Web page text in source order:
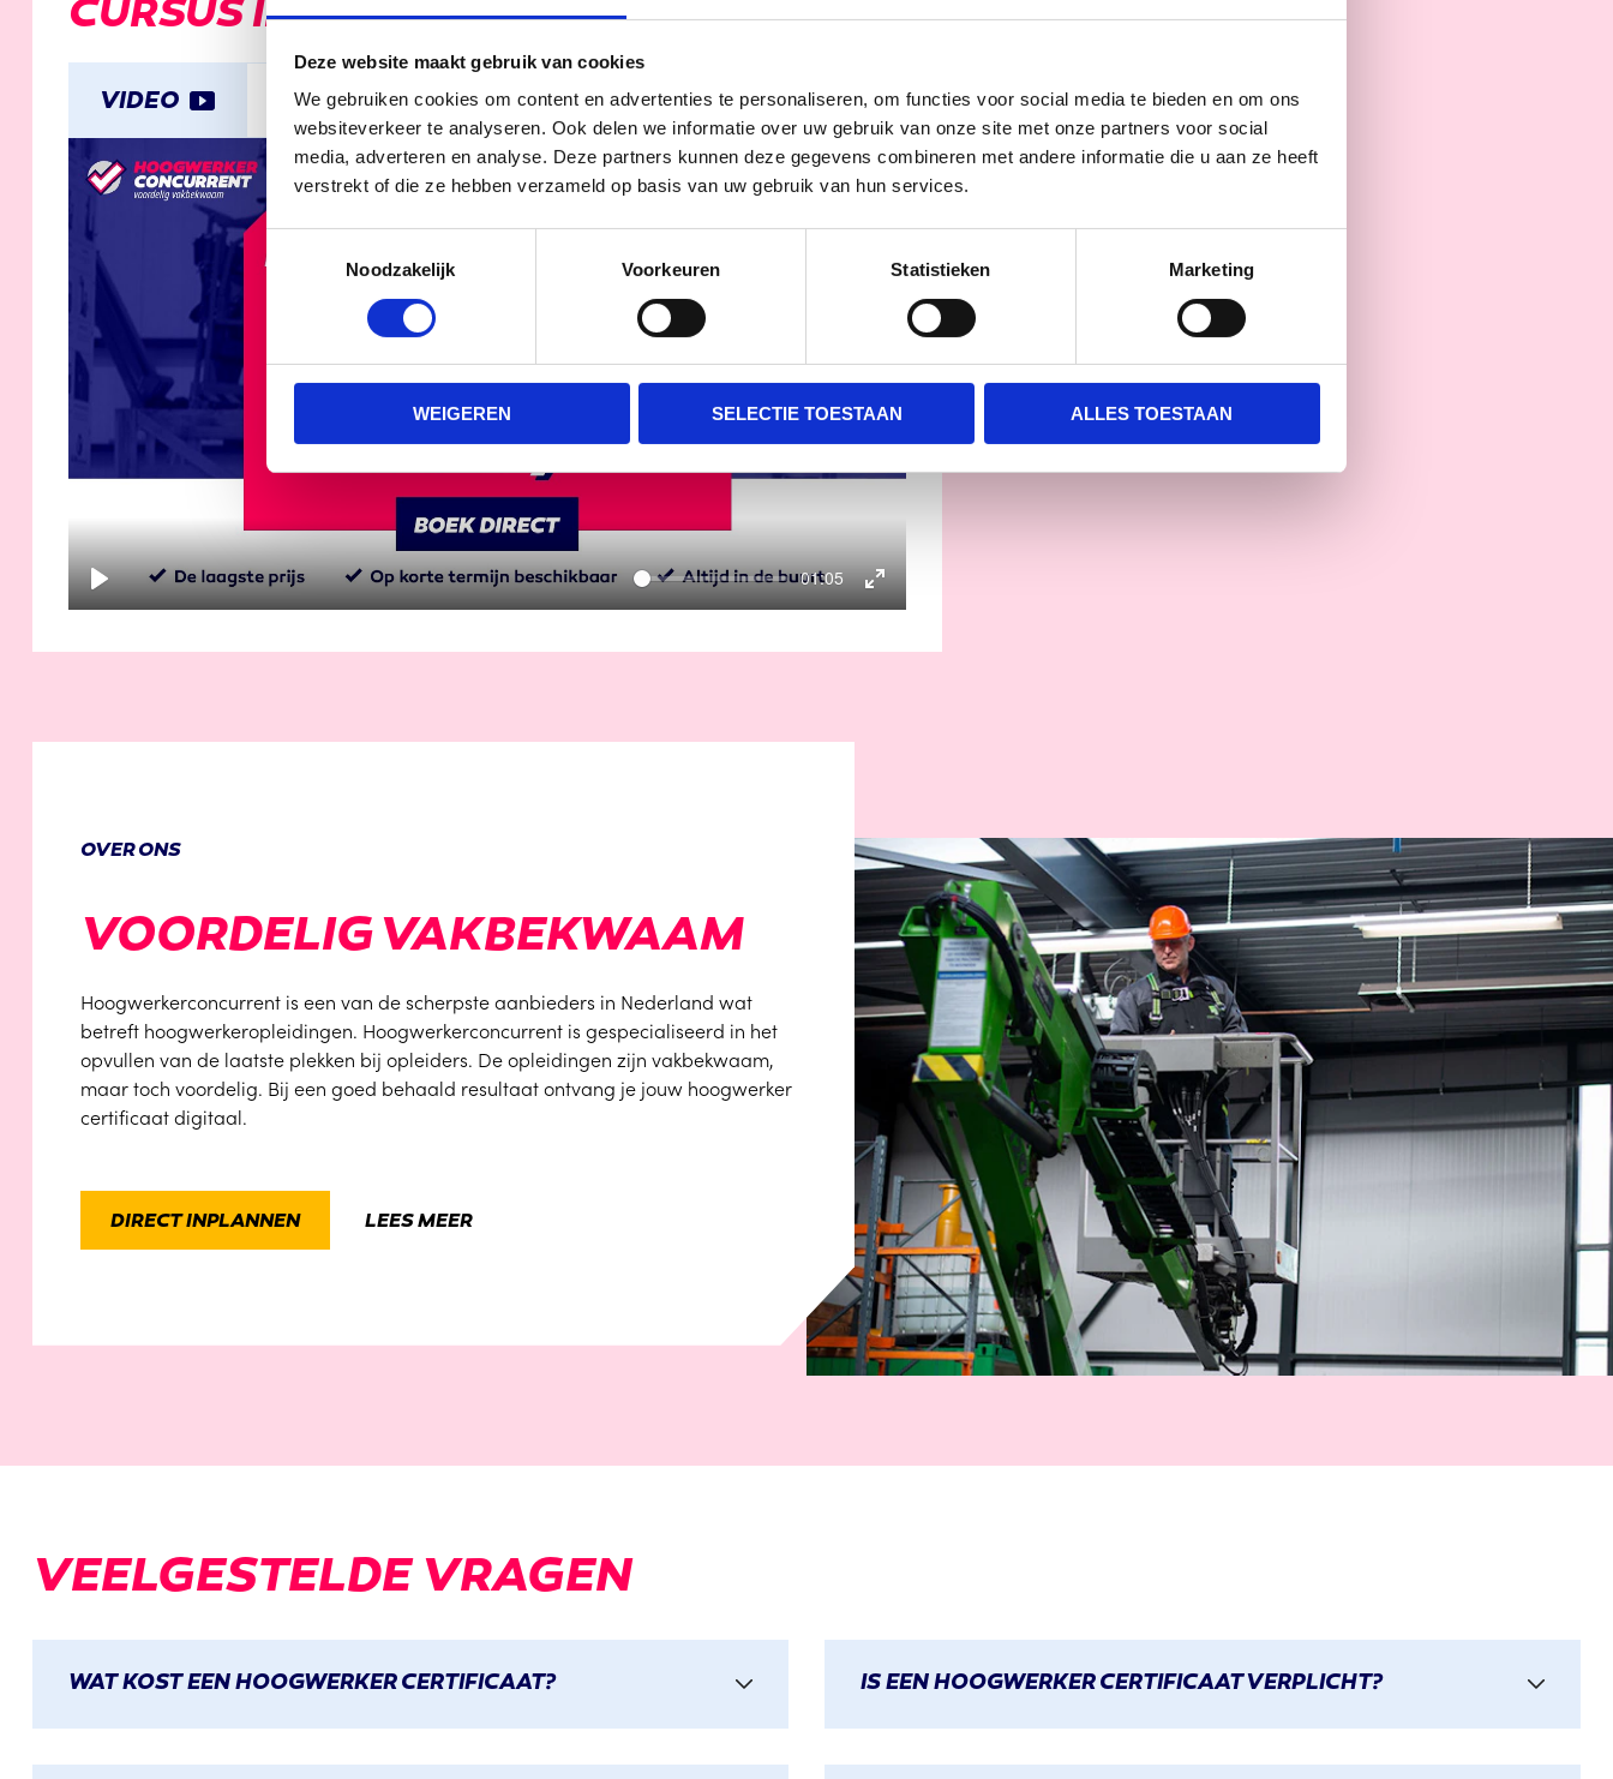
Deze website maakt gebruik van cookies
We gebruiken cookies om content en advertenties te personaliseren, om functies voor social media te bieden en om ons
websiteverkeer te analyseren. Ook delen we informatie over uw gebruik van onze site met onze partners voor social
media, adverteren en analyse. Deze partners kunnen deze gegevens combineren met andere informatie die u aan ze heeft
verstrekt of die ze hebben verzameld op basis van uw gebruik van hun services.
Noodzakelijk
Voorkeuren Statistieken Marketing
WEIGEREN SELECTIE TOESTAAN ALLES TOESTAAN
CURSUS INFORMATIE
VIDEO DOWNLOAD LESBOEK
PLAY
01:05
ENTER
PLAY
OVER ONS
VOORDELIG VAKBEKWAAM
Hoogwerkerconcurrent is een van de scherpste aanbieders in Nederland wat
betreft hoogwerkeropleidingen. Hoogwerkerconcurrent is gespecialiseerd in het
opvullen van de laatste plekken bij opleiders. De opleidingen zijn vakbekwaam,
maar toch voordelig. Bij een goed behaald resultaat ontvang je jouw hoogwerker
certificaat digitaal.
DIRECT INPLANNEN LEES MEER
VEELGESTELDE VRAGEN
WAT KOST EEN HOOGWERKER CERTIFICAAT? IS EEN HOOGWERKER CERTIFICAAT VERPLICHT?